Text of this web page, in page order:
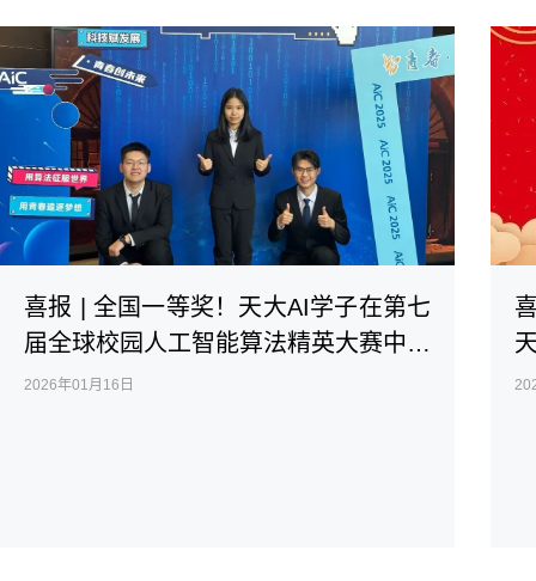
喜报 | 全国一等奖！天大AI学子在第七
届全球校园人工智能算法精英大赛中斩
获佳绩
2026年01月16日